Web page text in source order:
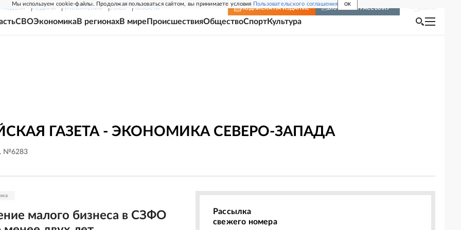
Мы используем cookie-файлы. Продолжая пользоваться сайтом, вы принимаете условия Пользовательского соглашения OK
НЕДЕЛЯ РОДИНА ПРИЛОЖЕНИЯ СОЮЗ НОВОСТИ ПОДПИСКА НА ИЗДАНИЕ ВКЛЮЧИТЬ РАССЫЛКУ
СВОЭкономикаВ регионахВ мире ПроисшествияОбществоСпортКультура
ГАЗЕТА - ЭКОНОМИКА СЕВЕРО-ЗАПАДА
№6283
малого бизнеса в СЗФО
Рассылка
свежего номера